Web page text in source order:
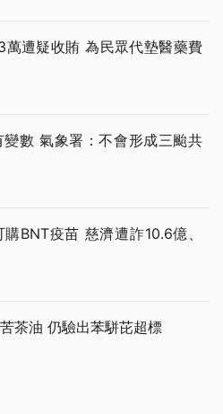
遭疑收賄 為民眾代墊醫藥費
數 氣象署：不會形成三颱共
BNT疫苗 慈濟遭詐10.6億、
茶油 仍驗出苯駢芘超標